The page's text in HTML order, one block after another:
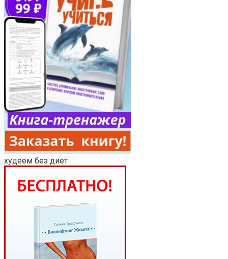
худеем без диет